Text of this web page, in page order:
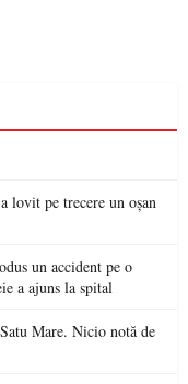
lovit pe trecere un oșan
un accident pe o
a ajuns la spital
Mare. Nicio notă de